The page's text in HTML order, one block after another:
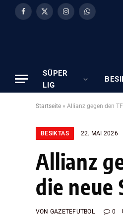
Facebook
X
InstagramWhatsApp
SÜPER
LIG
Startseite » Allianz gegen den
BESIKTAS 22. MAI 2026
Allianz
die neue
VON GAZETEFUTBOL 0